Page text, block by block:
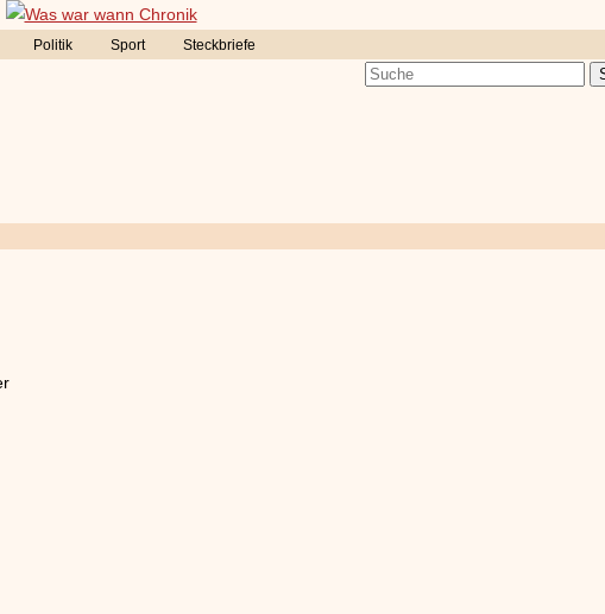
Politik Sport Steckbriefe